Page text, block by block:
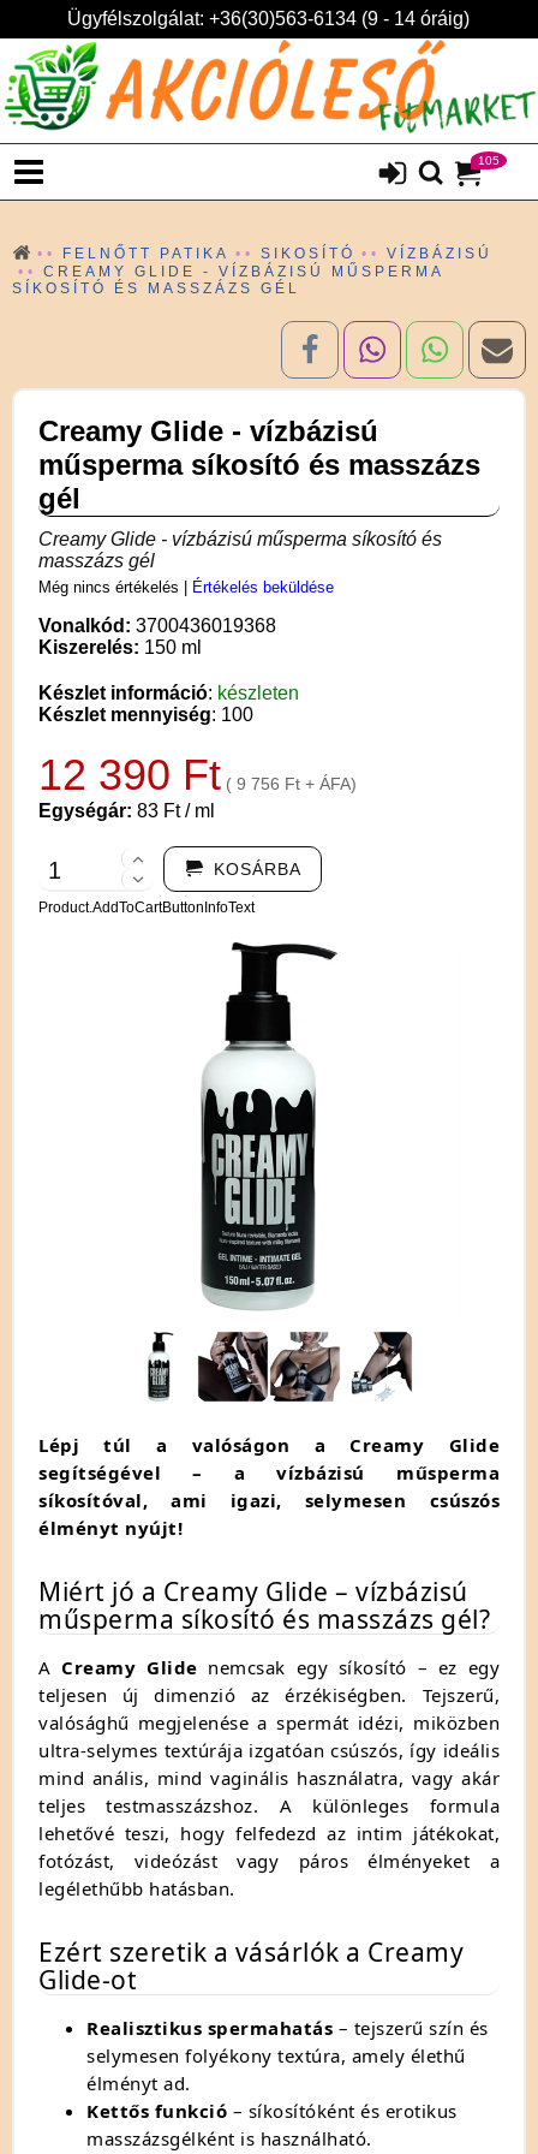
Ügyfélszolgálat: +36(30)563-6134 (9 - 14 óráig)
105
FELNŐTT PATIKA SIKOSÍTÓ
VÍZBÁZISÚ
CREAMY GLIDE - VÍZBÁZISÚ MŰSPERMA
SÍKOSÍTÓ ÉS MASSZÁZS GÉL
Creamy Glide - vízbázisú
műsperma síkosító és masszázs
gél
Creamy Glide - vízbázisú műsperma síkosító és
masszázs gél
Még nincs értékelés Értékelés beküldése
Vonalkód: 3700436019368
Kiszerelés: 150 ml
Készlet információ: készleten
Készlet mennyiség: 100
12 390 Ft ( 9 756 Ft + ÁFA)
Egységár: 83 Ft / ml
KOSÁRBA
Product.AddToCartButtonInfoText
Lépj túl a valóságon a Creamy Glide
segítségével – a vízbázisú műsperma
síkosítóval, ami igazi, selymesen csúszós
élményt nyújt!
Miért jó a Creamy Glide – vízbázisú
műsperma síkosító és masszázs gél?
A Creamy Glide nemcsak egy síkosító – ez egy
teljesen új dimenzió az érzékiségben. Tejszerű,
valósághű megjelenése a spermát idézi, miközben
ultra-selymes textúrája izgatóan csúszós, így ideális
mind anális, mind vaginális használatra, vagy akár
teljes testmasszázshoz. A különleges formula
lehetővé teszi, hogy felfedezd az intim játékokat,
fotózást, videózást vagy páros élményeket a
legélethűbb hatásban.
Ezért szeretik a vásárlók a Creamy
Glide-ot
Realisztikus spermahatás – tejszerű szín és
selymesen folyékony textúra, amely élethű
élményt ad.
Kettős funkció – síkosítóként és erotikus
masszázsgélként is használható.